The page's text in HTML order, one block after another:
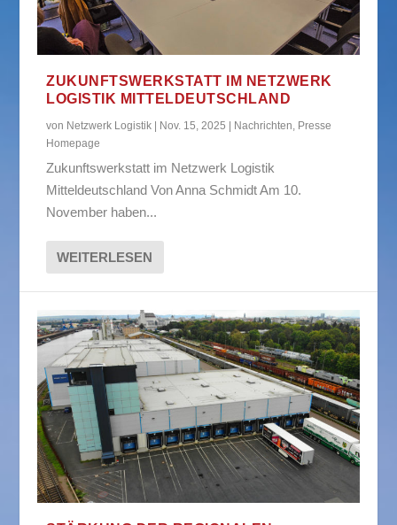
ZUKUNFTSWERKSTATT IM NETZWERK
LOGISTIK MITTELDEUTSCHLAND
von Netzwerk Logistik Nov. 15, 2025 Nachrichten, Presse
Homepage
Zukunftswerkstatt im Netzwerk Logistik
Mitteldeutschland Von Anna Schmidt Am 10.
November haben...
WEITERLESEN